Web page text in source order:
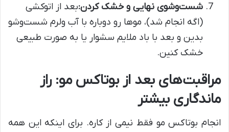
شست‌وشوی نهایی و خشک کردن:بعد از اتوکشی
(اگه انجام شد)، موها رو دوباره با آب ولرم شست‌وشو
بدین و بعد با باد ملایم سشوار یا به صورت طبیعی
خشک کنین.
مراقبت‌های بعد از بوتاکس مو: راز
ماندگاری بیشتر
انجام بوتاکس مو فقط نیمی از کاره. برای اینکه این همه